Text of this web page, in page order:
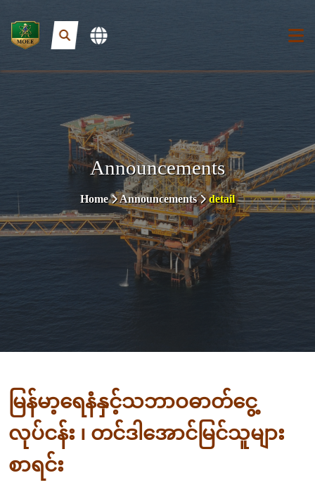
Announcements
Home Announcements detail
မြန်မာ့ရေနံနှင့်သဘာဝဓာတ်ငွေ့
လုပ်ငန်း ၊ တင်ဒါအောင်မြင်သူများ
စာရင်း